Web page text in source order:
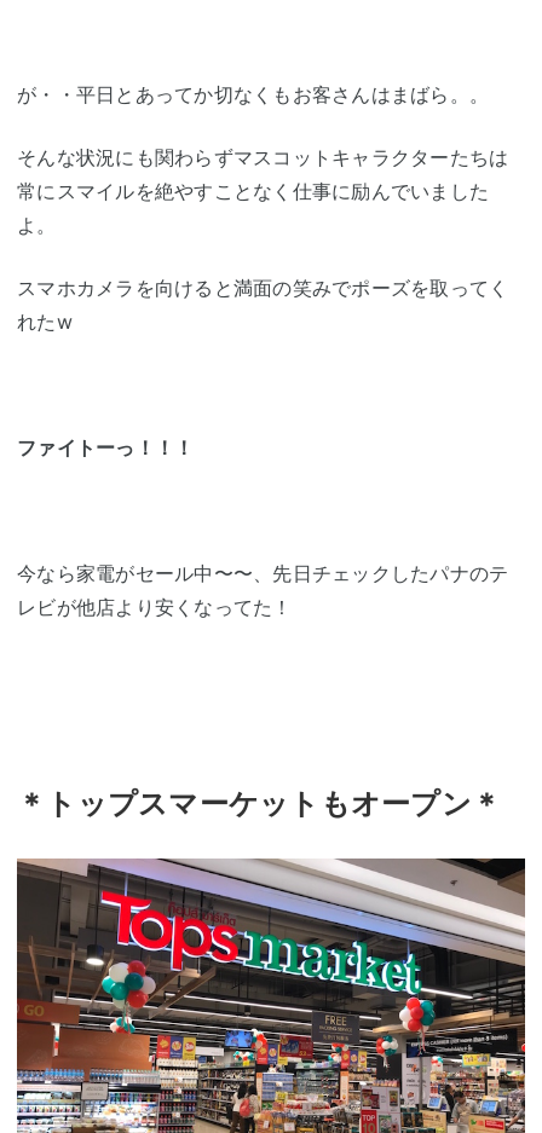
が・・平日とあってか切なくもお客さんはまばら。。
そんな状況にも関わらずマスコットキャラクターたちは
常にスマイルを絶やすことなく仕事に励んでいました
よ。
スマホカメラを向けると満面の笑みでポーズを取ってく
れたw
ファイトーっ！！！
今なら家電がセール中〜〜、先日チェックしたパナのテ
レビが他店より安くなってた！
＊トップスマーケットもオープン＊